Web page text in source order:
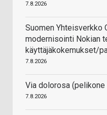
7.8.2026
Suomen Yhteisverkko
modernisointi Nokian
käyttäjäkokemukset/
7.8.2026
Via dolorosa (pelikone
7.8.2026